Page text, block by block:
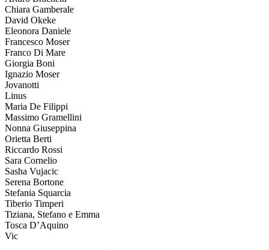
Chiara Gamberale
David Okeke
Eleonora Daniele
Francesco Moser
Franco Di Mare
Giorgia Boni
Ignazio Moser
Jovanotti
Linus
Maria De Filippi
Massimo Gramellini
Nonna Giuseppina
Orietta Berti
Riccardo Rossi
Sara Cornelio
Sasha Vujacic
Serena Bortone
Stefania Squarcia
Tiberio Timperi
Tiziana, Stefano e Emma
Tosca D’Aquino
Vic